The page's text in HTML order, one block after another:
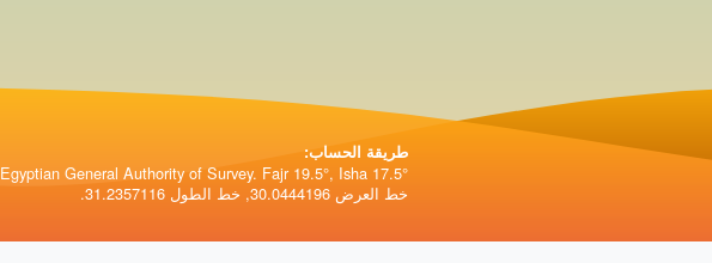
طريقة الحساب:
Egyptian General Authority of Survey. Fajr 19.5°, Isha 17.5°.
خط العرض 30.0444196, خط الطول 31.2357116.